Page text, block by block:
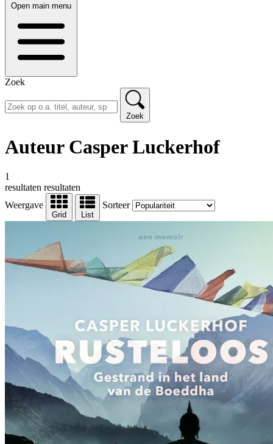
Open main menu
Zoek
Zoek
Auteur Casper Luckerhof
1
resultaten resultaten
Weergave
Grid List
Sorteer